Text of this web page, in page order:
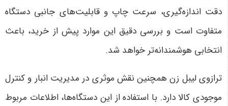
دقت اندازه‌گیری، سرعت چاپ و قابلیت‌های جانبی دستگاه
متفاوت است و بررسی دقیق این موارد پیش از خرید، باعث
انتخابی هوشمندانه‌تر خواهد شد.
ترازوی لیبل زن همچنین نقش موثری در مدیریت انبار و کنترل
موجودی کالا دارد. با استفاده از این دستگاه‌ها، اطلاعات مربوط